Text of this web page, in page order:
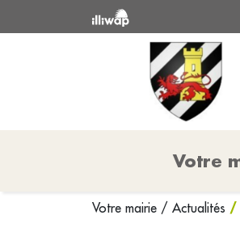
Votre
Votre mairie / Actualités /